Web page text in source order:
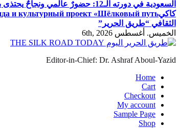
السعودية في دورته الـ12: حضورٌ عالمي ونجاحٌ يحتذى به
كاكيи культурный проект «Шёлковый путь»
الثقافي “طريق الحرير”
الخميس. أغسطس 6th, 2026
Editor-in-Chief: Dr. Ashraf Aboul-Yazid
Home
Cart
Checkout
My account
Sample Page
Shop